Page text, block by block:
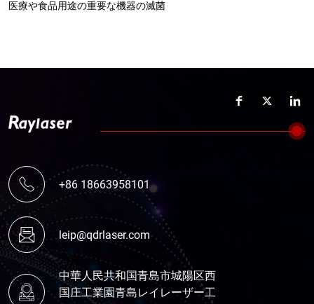
医療や食品用途の重要な機器の滅菌
+86 18663958101
leip@qdrlaser.com
中華人民共和国青島市城陽区西
国庄工業園青島レイレーザー工